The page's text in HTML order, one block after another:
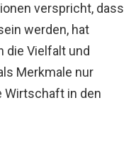
verspricht, dass
werden, hat
die Vielfalt und
Merkmale nur
Wirtschaft in den